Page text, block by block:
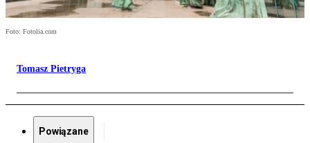
Foto: Fotolia.com
Tomasz Pietryga
Powiązane